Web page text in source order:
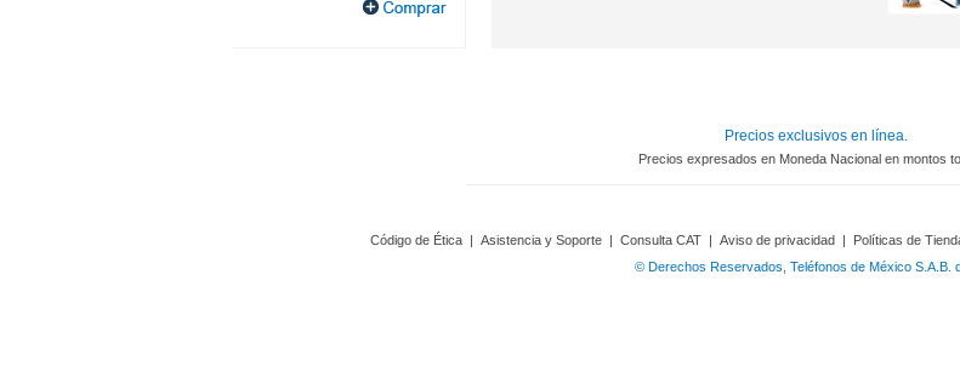
Precios exclusivos en línea.
Precios expresados en Moneda Nacional en montos
Código de Ética | Asistencia y Soporte | Consulta CAT | Aviso de privacidad | Políticas de
© Derechos Reservados, Teléfonos de México S.A.B.